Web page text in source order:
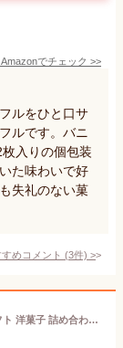
Amazonでチェック >>
ルをひと口サ
ルです。バニ
入りの個包装
た味わいで好
失礼のない菓
めコメント (3件) >
ヨックモック YOKUMOKU スイーツ お菓子 ギフト 洋菓子 詰め合わせ プレゼント シガール 個包装 サンク デリス 5種44個入